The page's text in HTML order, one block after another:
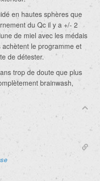
en hautes sphères que
du Qc il y a +/- 2
de miel avec les médais
le programme et
de détester.
trop de doute que plus
brainwash,